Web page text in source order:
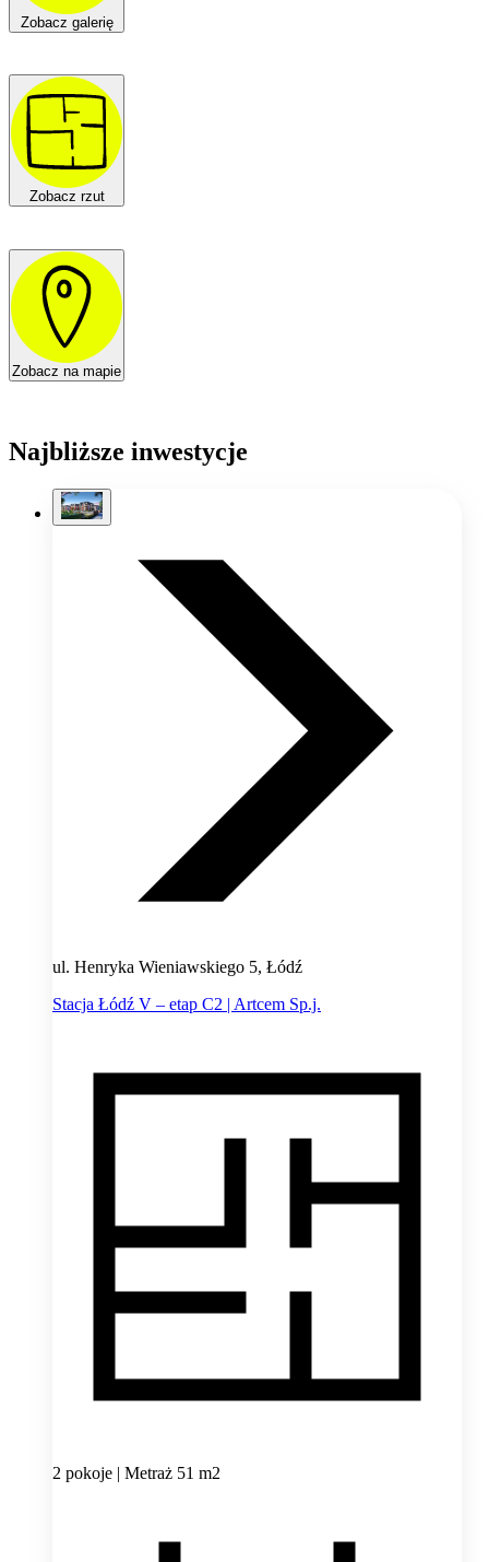
Zobacz galerię
Zobacz rzut
Zobacz na mapie
Najbliższe inwestycje
ul. Henryka Wieniawskiego 5, Łódź
Stacja Łódź V – etap C2 | Artcem Sp.j.
2 pokoje | Metraż 51 m2